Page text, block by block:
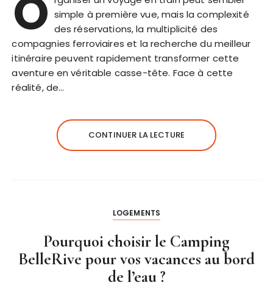
O simple à première vue, mais la complexité
des réservations, la multiplicité des
compagnies ferroviaires et la recherche du meilleur
itinéraire peuvent rapidement transformer cette
aventure en véritable casse-tête. Face à cette
réalité, de…
CONTINUER LA LECTURE
LOGEMENTS
Pourquoi choisir le Camping
BelleRive pour vos vacances au bord
de l’eau ?